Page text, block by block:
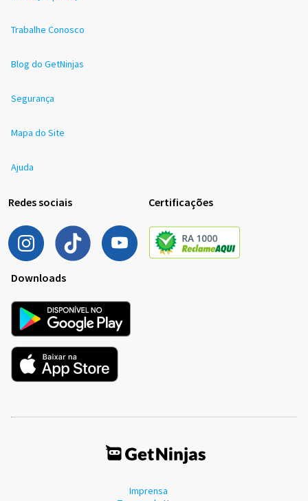
Trabalhe Conosco
Blog do GetNinjas
Segurança
Mapa do Site
Ajuda
Redes sociais Certificações
Downloads
Imprensa